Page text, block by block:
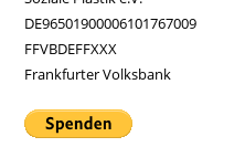
DE96501900006101767009
FFVBDEFFXXX
Frankfurter Volksbank